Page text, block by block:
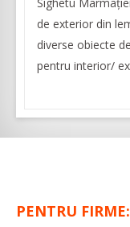
Sighetu
de exterior din
diverse obiecte
pentru interior/
PENTRU FIRME: